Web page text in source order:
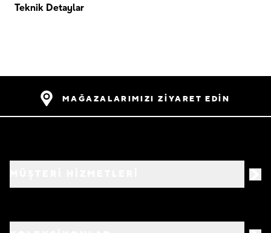
Teknik Detaylar
MAĞAZALARIMIZI ZİYARET EDİN